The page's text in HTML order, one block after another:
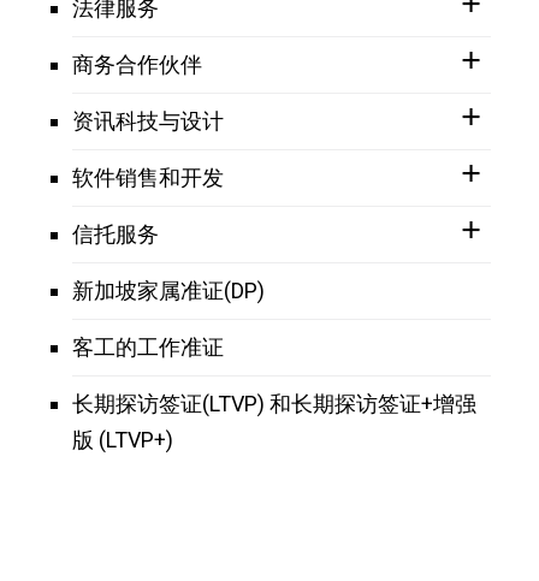
法律服务
商务合作伙伴
资讯科技与设计
软件销售和开发
信托服务
新加坡家属准证(DP)
客工的工作准证
长期探访签证(LTVP) 和长期探访签证+增强
版 (LTVP+)